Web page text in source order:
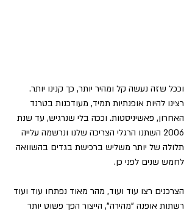
וככל שזה נעשה קל ומהיר יותר, כך קנינו יותר.
רצינו להיות אופנתיות תמיד, מעודכנות בטרנד
האחרון, פאשיניסטות. וככה בלי שנרגיש, עד שנת
2006 השתנו הרגלי הצריכה שלנו ונרשמה עלייה
תלולה של יותר משליש ברכישת בגדים בהשוואה
לחמש שנים לפני כן.
הצרכנים רצו עוד ועוד, מהר מאוד נפתחו עוד ועוד
רשתות אופנה "מהירה", הייצור הפך פשוט יותר